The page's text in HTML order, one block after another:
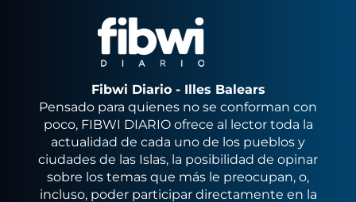
Fibwi Diario - Illes Balears
Pensado para quienes no se conforman con
poco, FIBWI DIARIO ofrece al lector toda la
actualidad de cada uno de los pueblos y
ciudades de las Islas, la posibilidad de opinar
sobre los temas que más le preocupan, o,
incluso, poder participar directamente en la